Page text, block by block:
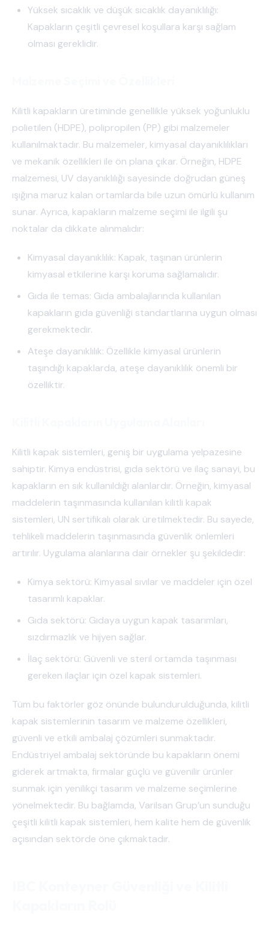
Yüksek sıcaklık ve düşük sıcaklık dayanıklılığı:
Kapakların çeşitli çevresel koşullara karşı sağlam
olması gereklidir.
Kilitli kapakların üretiminde genellikle yüksek yoğunluklu
polietilen (HDPE), polipropilen (PP) gibi malzemeler
kullanılmaktadır. Bu malzemeler, kimyasal dayanıklılıkları
ve mekanik özellikleri ile ön plana çıkar. Örneğin, HDPE
malzemesi, UV dayanıklılığı sayesinde doğrudan güneş
ışığına maruz kalan ortamlarda bile uzun ömürlü kullanım
sunar. Ayrıca, kapakların malzeme seçimi ile ilgili şu
noktalar da dikkate alınmalıdır:
Kimyasal dayanıklılık: Kapak, taşınan ürünlerin
kimyasal etkilerine karşı koruma sağlamalıdır.
Gıda ile temas: Gıda ambalajlarında kullanılan
kapakların gıda güvenliği standartlarına uygun olması
gerekmektedir.
Ateşe dayanıklılık: Özellikle kimyasal ürünlerin
taşındığı kapaklarda, ateşe dayanıklılık önemli bir
özelliktir.
Kilitli kapak sistemleri, geniş bir uygulama yelpazesine
sahiptir. Kimya endüstrisi, gıda sektörü ve ilaç sanayi, bu
kapakların en sık kullanıldığı alanlardır. Örneğin, kimyasal
maddelerin taşınmasında kullanılan kilitli kapak
sistemleri, UN sertifikalı olarak üretilmektedir. Bu sayede,
tehlikeli maddelerin taşınmasında güvenlik önlemleri
artırılır. Uygulama alanlarına dair örnekler şu şekildedir:
Kimya sektörü: Kimyasal sıvılar ve maddeler için özel
tasarımlı kapaklar.
Gıda sektörü: Gıdaya uygun kapak tasarımları,
sızdırmazlık ve hijyen sağlar.
İlaç sektörü: Güvenli ve steril ortamda taşınması
gereken ilaçlar için özel kapak sistemleri.
Tüm bu faktörler göz önünde bulundurulduğunda, kilitli
kapak sistemlerinin tasarım ve malzeme özellikleri,
güvenli ve etkili ambalaj çözümleri sunmaktadır.
Endüstriyel ambalaj sektöründe bu kapakların önemi
giderek artmakta, firmalar güçlü ve güvenilir ürünler
sunmak için yenilikçi tasarım ve malzeme seçimlerine
yönelmektedir. Bu bağlamda, Varilsan Grup’un sunduğu
çeşitli kilitli kapak sistemleri, hem kalite hem de güvenlik
açısından sektörde öne çıkmaktadır.